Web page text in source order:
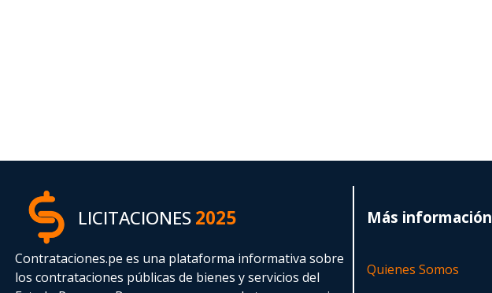
LICITACIONES2025
Contrataciones.pe es una plataforma informativa sobre
los contrataciones públicas de bienes y servicios del
Más información
Quienes Somos